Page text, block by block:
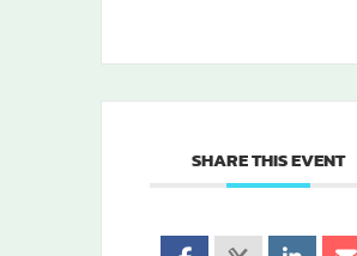
SHARE THIS EVENT